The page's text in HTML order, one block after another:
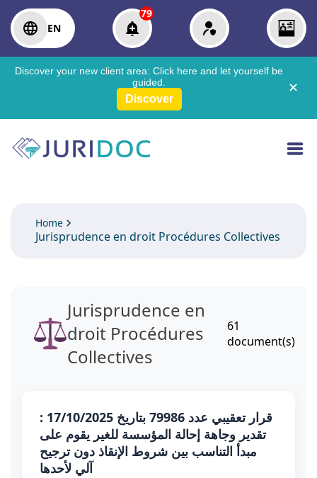
EN
79
Discover your new client area: Click here and let yourself be
guided.
Discover
✕
Home
Jurisprudence en droit Procédures Collectives
Jurisprudence en
droit Procédures
Collectives
61
document(s)
قرار تعقيبي عدد 79986 بتاريخ 17/10/2025 :
تقدير وجاهة إحالة المؤسسة للغير يقوم على
مبدأ التناسب بين شروط الإنقاذ دون ترجيح
آلي لأحدها